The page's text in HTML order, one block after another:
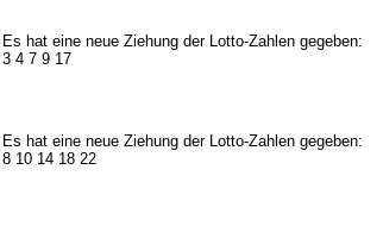
Es hat eine neue Ziehung der Lotto-Zahlen gegeben:
3 4 7 9 17
Es hat eine neue Ziehung der Lotto-Zahlen gegeben:
8 10 14 18 22